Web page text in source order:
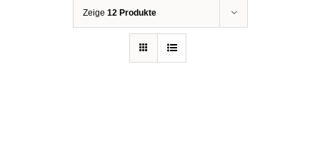
Zeige 12 Produkte